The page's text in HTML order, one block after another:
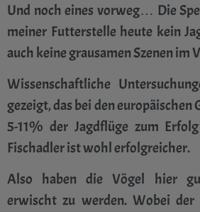
Und noch eines vorweg… Die
meiner Futterstelle heute kein
auch keine grausamen Szenen im
Wissenschaftliche
gezeigt, das bei den
5-11% der Jagdflüge zum
Fischadler ist wohl erfolgreicher.
Also haben die Vögel hier
erwischt zu werden. Wobei der